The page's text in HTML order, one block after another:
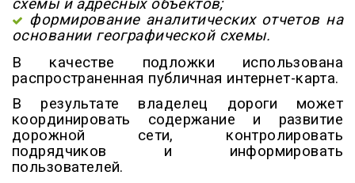
схемы и адресных объектов;
формирование аналитических отчетов на
основании географической схемы.
В качестве подложки использована
распространенная публичная интернет-карта.
В результате владелец дороги может
координировать содержание и развитие
дорожной сети, контролировать
подрядчиков и информировать
пользователей.